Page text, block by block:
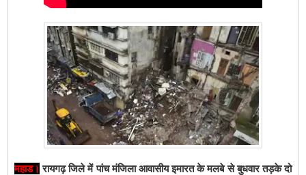
महाड। रायगढ़ जिले में पांच मंजिला आवासीय इमारत के मलबे से बुधवार तड़के दो